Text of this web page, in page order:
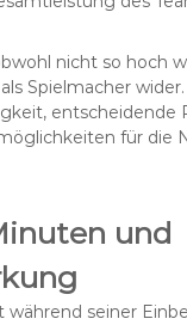
nicht so hoch
Spielmacher
entscheidende
für die
und
während seiner